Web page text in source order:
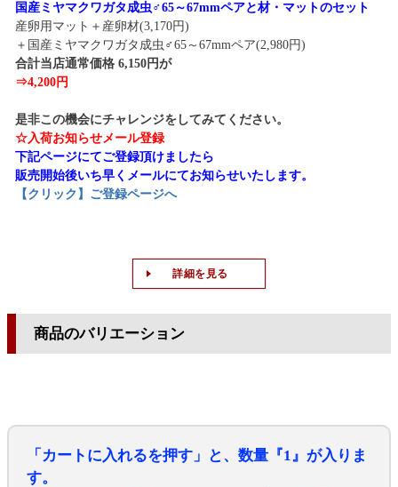
国産ミヤマクワガタ成虫♂65～67mmペアと材・マットのセット
産卵用マット＋産卵材(3,170円)
＋国産ミヤマクワガタ成虫♂65～67mmペア(2,980円)
合計当店通常価格 6,150円が
⇒4,200円
是非この機会にチャレンジをしてみてください。
☆入荷お知らせメール登録
下記ページにてご登録頂けましたら
販売開始後いち早くメールにてお知らせいたします。
【クリック】ご登録ページへ
詳細を見る
商品のバリエーション
「カートに入れるを押す」と、数量『1』が入りま
す。